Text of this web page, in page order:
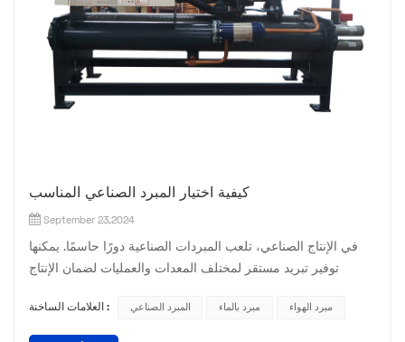
كيفية اختيار المبرد الصناعي المناسب
September 23,2024
في الإنتاج الصناعي، تلعب المبردات الصناعية دورًا حاسمًا. يمكنها
توفير تبريد مستقر لمختلف المعدات والعمليات لضمان الإنتاج
للمبردات الصناعية الموجودة في السوق، كيف يمكننا اختيار النوع
المناسب؟ اليوم، دعونا نناقش هذه المسألة. أنا. توضيح متطلبات
العلامات الساخنة : المبرد الصناعي مبرد بالماء مبرد الهواء